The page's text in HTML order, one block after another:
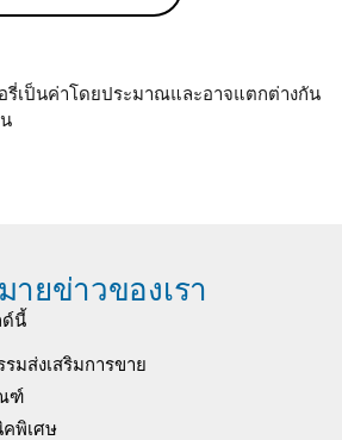
รี่เป็นค่าโดยประมาณและอาจแตกต่างกัน
ยข่าวของเรา
ด์นี้
มส่งเสริมการขาย
ฑ์
คพิเศษ